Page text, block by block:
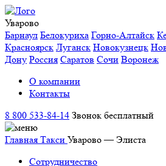
Уварово
Барнаул Белокуриха Горно-Алтайск
Красноярск Луганск Новокузнецк
Дону Россия Саратов Сочи Воронеж
О компании
Контакты
8 800 533-84-14 Звонок бесплатный
Главная Такси Уварово — Элиста
Сотрудничество